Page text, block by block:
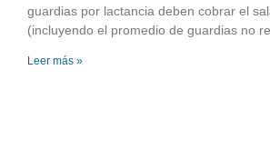
guardias por lactancia deben cobrar el
(incluyendo el promedio de guardias no
Leer más »